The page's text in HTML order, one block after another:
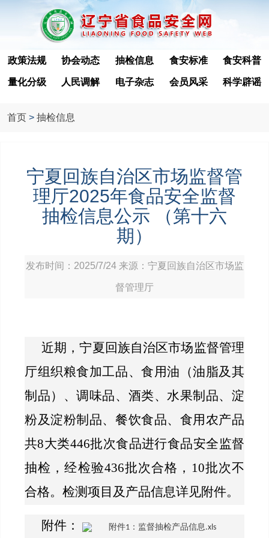
政策法规 协会动态 抽检信息 食安标准 食安科普
量化分级 人民调解 电子杂志 会员风采 科学辟谣
首页 > 抽检信息
宁夏回族自治区市场监督管
理厅2025年食品安全监督
抽检信息公示 （第十六
期）
发布时间：2025/7/24 来源：宁夏回族自治区市场监
督管理厅
近期，宁夏回族自治区市场监督管理
厅组织粮食加工品、食用油（油脂及其
制品）、调味品、酒类、水果制品、淀
粉及淀粉制品、餐饮食品、食用农产品
共8大类446批次食品进行食品安全监督
抽检，经检验436批次合格， 10批次不
合格。检测项目及产品信息详见附件。
附件： 附件1：监督抽检产品信息.xls